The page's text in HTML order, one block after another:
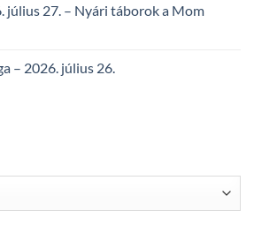
július 27. – Nyári táborok a Mom
– 2026. július 26.